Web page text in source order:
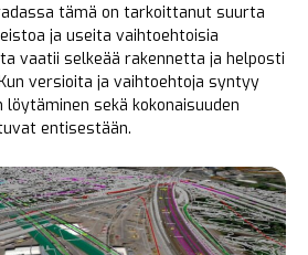
tämä on tarkoittanut suurta
ja useita vaihtoehtoisia
vaatii selkeää rakennetta ja helposti
versioita ja vaihtoehtoja syntyy
löytäminen sekä kokonaisuuden
entisestään.